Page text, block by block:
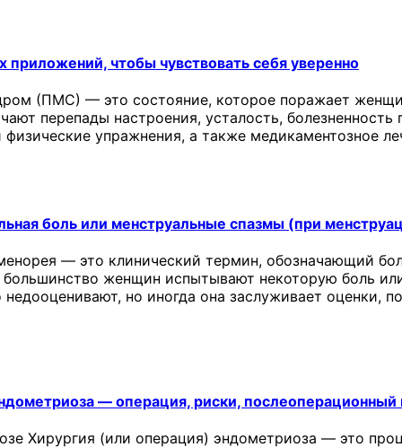
чтобы чувствовать себя уверенно
(ПМС) — это состояние, которое поражает
перепады настроения, усталость,
физические упражнения, а также медикаментозное
боль или менструальные спазмы (при
— это клинический термин, обозначающий
женщин испытывают некоторую боль
недооценивают, но иногда она заслуживает
— операция, риски, послеоперационный
Хирургия (или операция) эндометриоза — это